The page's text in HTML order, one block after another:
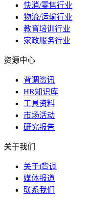
快消/零售行业
物流/运输行业
教育培训行业
家政服务行业
资源中心
背调资讯
HR知识库
工具资料
市场活动
研究报告
关于我们
关于i背调
媒体报道
联系我们